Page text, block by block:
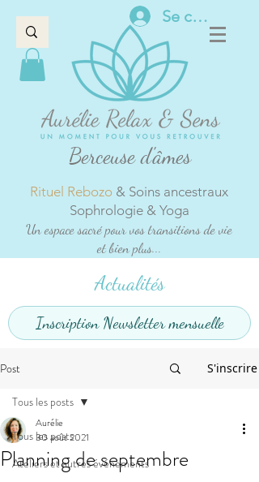
Se connecter
Berceuse d'âmes
Rituel Rebozo & Soins ancestraux
Sophrologie & Yoga
Un espace sacré pour vos transitions de vie
et bien plus...
Actualités
Inscription Newsletter mensuelle
Post S'inscrire
Tous les posts
Ateliers et autres événements
Tous les posts
Planning de septembre
Aurélie
30 août 2021